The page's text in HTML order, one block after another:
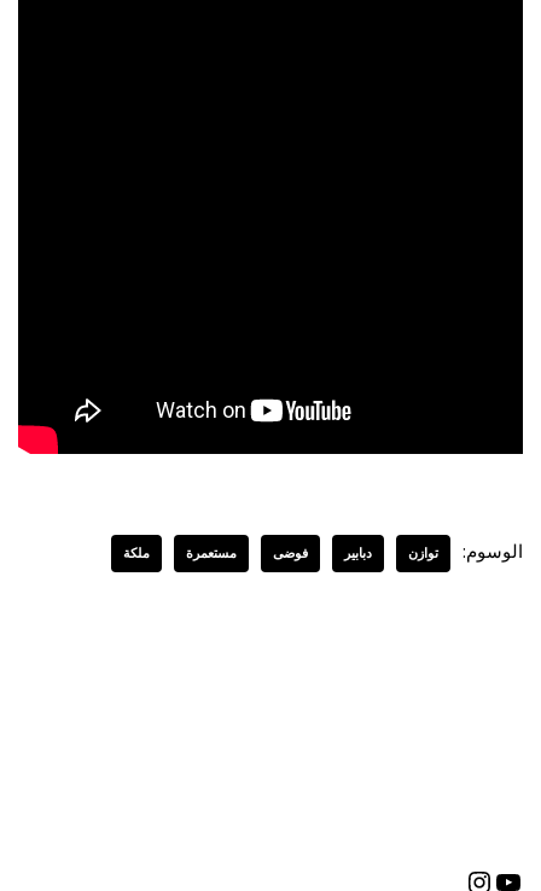
الوسوم: توازن دبابير فوضى مستعمرة ملكة